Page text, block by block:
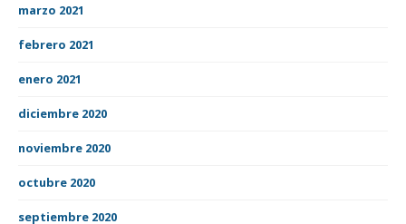
marzo 2021
febrero 2021
enero 2021
diciembre 2020
noviembre 2020
octubre 2020
septiembre 2020